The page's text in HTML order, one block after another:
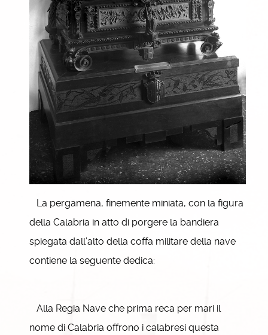
La pergamena, finemente miniata, con la figura
della Calabria in atto di porgere la bandiera
spiegata dall’alto della coffa militare della nave
contiene la seguente dedica:
Alla Regia Nave che prima reca per mari il
nome di Calabria offrono i calabresi questa